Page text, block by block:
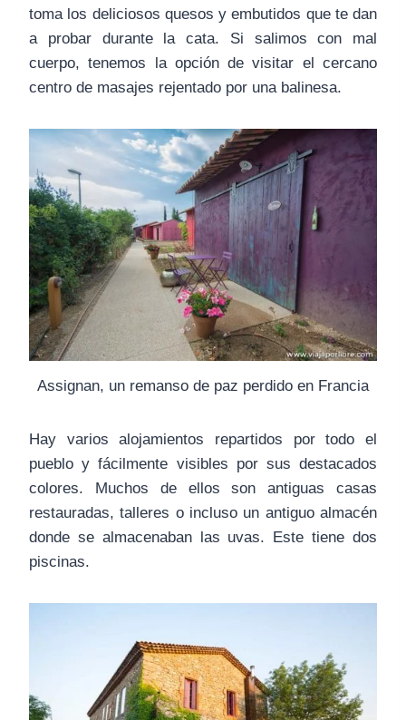
toma los deliciosos quesos y embutidos que te dan
a probar durante la cata. Si salimos con mal
cuerpo, tenemos la opción de visitar el cercano
centro de masajes rejentado por una balinesa.
Assignan, un remanso de paz perdido en Francia
Hay varios alojamientos repartidos por todo el
pueblo y fácilmente visibles por sus destacados
colores. Muchos de ellos son antiguas casas
restauradas, talleres o incluso un antiguo almacén
donde se almacenaban las uvas. Este tiene dos
piscinas.